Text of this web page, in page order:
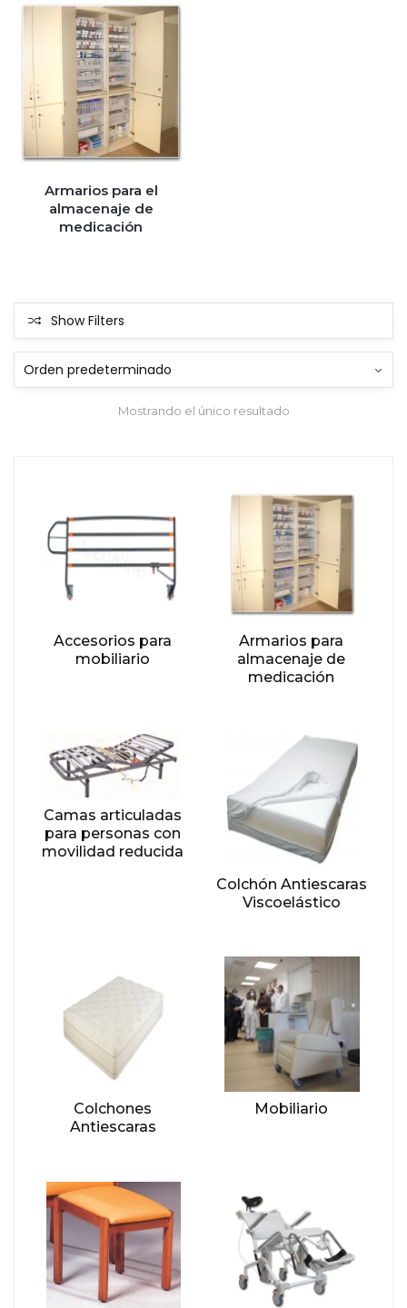
Armarios para el
almacenaje de
medicación
Show Filters
Mostrando el único resultado
Accesorios para
mobiliario
Armarios para
almacenaje de
medicación
Camas articuladas
para personas con
movilidad reducida
Colchón Antiescaras
Viscoelástico
Colchones
Antiescaras
Mobiliario